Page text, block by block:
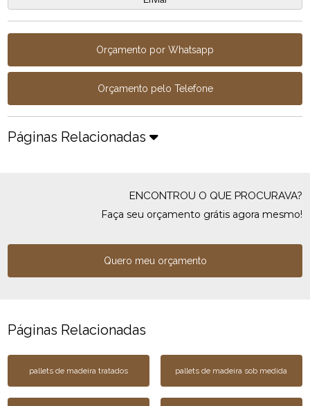
Orçamento por Whatsapp
Orçamento pelo Telefone
Páginas Relacionadas
ENCONTROU O QUE PROCURAVA?
Faça seu orçamento grátis agora mesmo!
Quero meu orçamento
Páginas Relacionadas
pallets de madeira tratados pallets de madeira sob medida